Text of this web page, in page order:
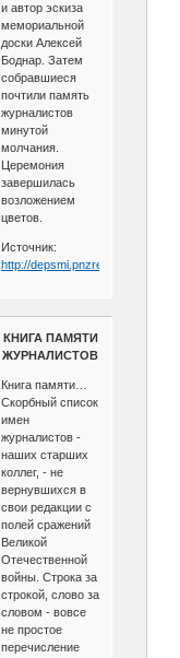
и автор эскиза
мемориальной
доски Алексей
Боднар. Затем
собравшиеся
почтили память
журналистов
минутой
молчания.
Церемония
завершилась
возложением
цветов.
Источник:
http://depsmi.pnzreg.ru/news/
КНИГА ПАМЯТИ
ЖУРНАЛИСТОВ
Книга памяти…
Скорбный список
имен
журналистов -
наших старших
коллег, - не
вернувшихся в
свои редакции с
полей сражений
Великой
Отечественной
войны. Строка за
строкой, слово за
словом - вовсе
не простое
перечисление